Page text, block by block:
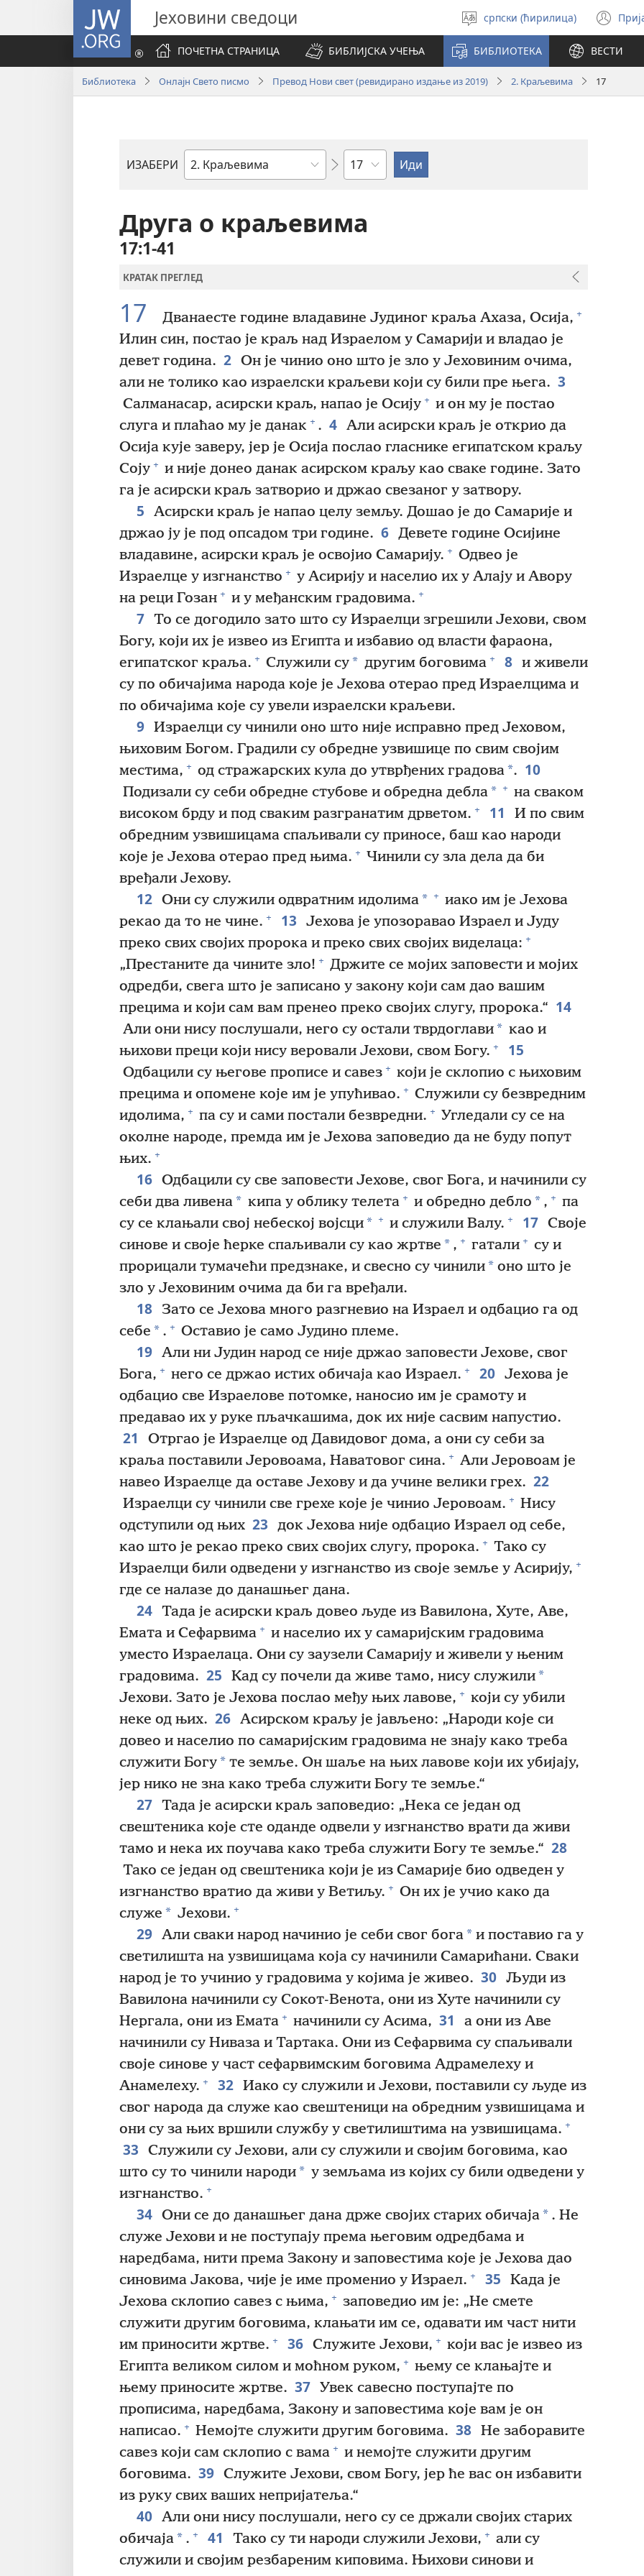
JW.ORG Јеховини сведоци
Изабери
језик
српски (ћирилица)
ПОЧЕТНА СТРАНИЦА БИБЛИЈСКА УЧЕЊА БИБЛИОТЕКА ВЕСТИ
Библиотека Онлајн Свето писмо Превод Нови свет (ревидирано издање из 2019) 2. Краљевима 17
ИЗАБЕРИ
Библијска
Поглавље
Друга о краљевима
17:1-41
КРАТАК ПРЕГЛЕД
17 Дванаесте године владавине Јудиног краља Ахаза, Осија, +
Илин син, постао је краљ над Израелом у Самарији и владао је
девет година. 2 Он је чинио оно што је зло у Јеховиним очима,
али не толико као израелски краљеви који су били пре њега. 3
Салманасар, асирски краљ, напао је Осију + и он му је постао
слуга и плаћао му је данак + . 4 Али асирски краљ је открио да
Осија кује заверу, јер је Осија послао гласнике египатском краљу
Соју + и није донео данак асирском краљу као сваке године. Зато
га је асирски краљ затворио и држао свезаног у затвору.
5
Асирски краљ је напао целу земљу. Дошао је до Самарије и
држао ју је под опсадом три године. 6 Девете године Осијине
владавине, асирски краљ је освојио Самарију. + Одвео је
Израелце у изгнанство + у Асирију и населио их у Алају и Авору
на реци Гозан + и у међанским градовима. +
7 То се догодило зато што су Израелци згрешили Јехови, свом
Богу, који их је извео из Египта и избавио од власти фараона,
египатског краља. + Служили су* другим боговима + 8 и живели
су по обичајима народа које је Јехова отерао пред Израелцима и
по обичајима које су увели израелски краљеви.
9 Израелци су чинили оно што није исправно пред Јеховом,
њиховим Богом. Градили су обредне узвишице по свим својим
местима, + од стражарских кула до утврђених градова*. 10
Подизали су себи обредне стубове и обредна дебла* + на сваком
високом брду и под сваким разгранатим дрветом. + 11
И по свим
обредним узвишицама спаљивали су приносе, баш као народи
које је Јехова отерао пред њима. + Чинили су зла дела да би
вређали Јехову.
12 Они су служили одвратним идолима* + иако им је Јехова
рекао да то не чине. + 13
Јехова је упозоравао Израел и Јуду
преко свих својих пророка и преко свих својих виделаца: +
„Престаните да чините зло! + Држите се мојих заповести и мојих
одредби, свега што је записано у закону који сам дао вашим
прецима и који сам вам пренео преко својих слугу, пророка.“ 14
Али они нису послушали, него су остали тврдоглави* као и
њихови преци који нису веровали Јехови, свом Богу. + 15
Одбацили су његове прописе и савез + који је склопио с њиховим
прецима и опомене које им је упућивао. + Служили су безвредним
идолима, + па су и сами постали безвредни. + Угледали су се на
околне народе, премда им је Јехова заповедио да не буду попут
њих. +
16 Одбацили су све заповести Јехове, свог Бога, и начинили су
себи два ливена* кипа у облику телета + и обредно дебло * , + па
су се клањали свој небеској војсци* + и служили Валу. + 17 Своје
синове и своје ћерке спаљивали су као жртве * , + гатали + су и
прорицали тумачећи предзнаке, и свесно су чинили* оно што је
зло у Јеховиним очима да би га вређали.
18 Зато се Јехова много разгневио на Израел и одбацио га од
себе * . + Оставио је само Јудино племе.
19 Али ни Јудин народ се није држао заповести Јехове, свог
Бога, + него се држао истих обичаја као Израел. + 20 Јехова је
одбацио све Израелове потомке, наносио им је срамоту и
предавао их у руке пљачкашима, док их није сасвим напустио.
21
Отргао је Израелце од Давидовог дома, а они су себи за
краља поставили Јеровоама, Наватовог сина. + Али Јеровоам је
навео Израелце да оставе Јехову и да учине велики грех. 22
Израелци су чинили све грехе које је чинио Јеровоам. + Нису
одступили од њих 23
док Јехова није одбацио Израел од себе,
као што је рекао преко свих својих слугу, пророка. + Тако су
Израелци били одведени у изгнанство из своје земље у Асирију, +
где се налазе до данашњег дана.
24 Тада је асирски краљ довео људе из Вавилона, Хуте, Аве,
Емата и Сефарвима + и населио их у самаријским градовима
уместо Израелаца. Они су заузели Самарију и живели у њеним
градовима. 25 Кад су почели да живе тамо, нису служили*
Јехови. Зато је Јехова послао међу њих лавове, + који су убили
неке од њих. 26 Асирском краљу је јављено: „Народи које си
довео и населио по самаријским градовима не знају како треба
служити Богу* те земље. Он шаље на њих лавове који их убијају,
јер нико не зна како треба служити Богу те земље.“
27 Тада је асирски краљ заповедио: „Нека се један од
свештеника које сте оданде одвели у изгнанство врати да живи
тамо и нека их поучава како треба служити Богу те земље.“ 28
Тако се један од свештеника који је из Самарије био одведен у
изгнанство вратио да живи у Ветиљу. + Он их је учио како да
служе * Јехови. +
29 Али сваки народ начинио је себи свог бога*и поставио га у
светилишта на узвишицама која су начинили Самарићани. Сваки
народ је то учинио у градовима у којима је живео. 30 Људи из
Вавилона начинили су Сокот-Венота, они из Хуте начинили су
Нергала, они из Емата + начинили су Асима, 31
а они из Аве
начинили су Ниваза и Тартака. Они из Сефарвима су спаљивали
своје синове у част сефарвимским боговима Адрамелеху и
Анамелеху. + 32 Иако су служили и Јехови, поставили су људе из
свог народа да служе као свештеници на обредним узвишицама и
они су за њих вршили службу у светилиштима на узвишицама. +
33
Служили су Јехови, али су служили и својим боговима, као
што су то чинили народи* у земљама из којих су били одведени у
изгнанство. +
34 Они се до данашњег дана држе својих старих обичаја* . Не
служе Јехови и не поступају према његовим одредбама и
наредбама, нити према Закону и заповестима које је Јехова дао
синовима Јакова, чије је име променио у Израел. + 35
Када је
Јехова склопио савез с њима, + заповедио им је: „Не смете
служити другим боговима, клањати им се, одавати им част нити
им приносити жртве. + 36 Служите Јехови, + који вас је извео из
Египта великом силом и моћном руком, + њему се клањајте и
њему приносите жртве. 37 Увек савесно поступајте по
прописима, наредбама, Закону и заповестима које вам је он
написао. + Немојте служити другим боговима. 38 Не заборавите
савез који сам склопио с вама + и немојте служити другим
боговима. 39 Служите Јехови, свом Богу, јер ће вас он избавити
из руку свих ваших непријатеља.“
40 Али они нису послушали, него су се држали својих старих
обичаја* . + 41 Тако су ти народи служили Јехови, + али су
служили и својим резбареним киповима. Њихови синови и